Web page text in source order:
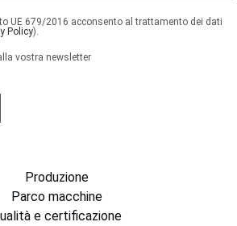
Produzione
Parco macchine
e certificazione
UE 679/2016 acconsento al trattamento dei dati
Policy).
vostra newsletter